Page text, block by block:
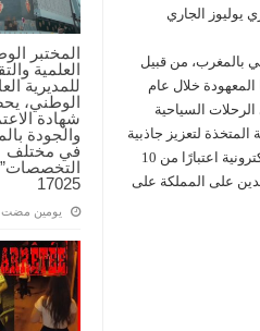
المختبر
العلمية
للمديرية
الوطني،
شهادة
والجودة
في مختلف
17025
‏يومين مضت
يوليوز الجاري
بالمغرب، من قبيل
المعهودة خلال عام
الرحلات السياحية
لتعزيز جاذبية
المغرب كوجهة سياحية عالمية، مثل إطلاق التأشيرة الإلكترونية اعتبارًا من 10
على المملكة على